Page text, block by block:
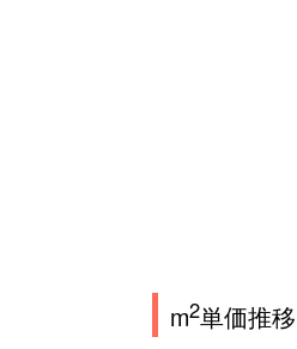
m2単価推移